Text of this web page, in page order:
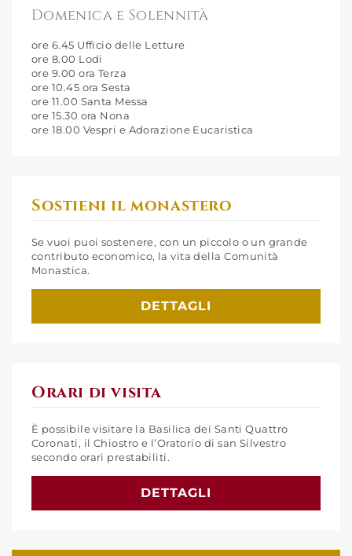
Domenica e Solennità
ore 6.45 Ufficio delle Letture
ore 8.00 Lodi
ore 9.00 ora Terza
ore 10.45 ora Sesta
ore 11.00 Santa Messa
ore 15.30 ora Nona
ore 18.00 Vespri e Adorazione Eucaristica
Sostieni il monastero
Se vuoi puoi sostenere, con un piccolo o un grande
contributo economico, la vita della Comunità
Monastica.
DETTAGLI
Orari di visita
È possibile visitare la Basilica dei Santi Quattro
Coronati, il Chiostro e l’Oratorio di san Silvestro
secondo orari prestabiliti.
DETTAGLI